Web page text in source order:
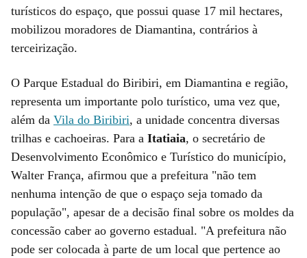
turísticos do espaço, que possui quase 17 mil hectares,
mobilizou moradores de Diamantina, contrários à
terceirização.
O Parque Estadual do Biribiri, em Diamantina e região,
representa um importante polo turístico, uma vez que,
além da Vila do Biribiri, a unidade concentra diversas
trilhas e cachoeiras. Para a Itatiaia, o secretário de
Desenvolvimento Econômico e Turístico do município,
Walter França, afirmou que a prefeitura "não tem
nenhuma intenção de que o espaço seja tomado da
população", apesar de a decisão final sobre os moldes da
concessão caber ao governo estadual. "A prefeitura não
pode ser colocada à parte de um local que pertence ao